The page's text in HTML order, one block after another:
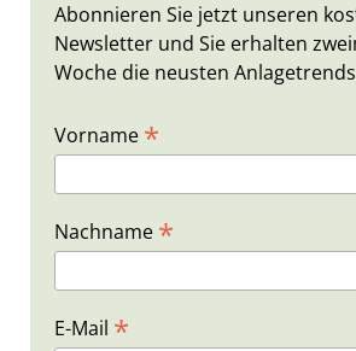
Abonnieren Sie jetzt unseren
Newsletter und Sie erhalten
Woche die neusten
Vorname *
Nachname *
E-Mail *